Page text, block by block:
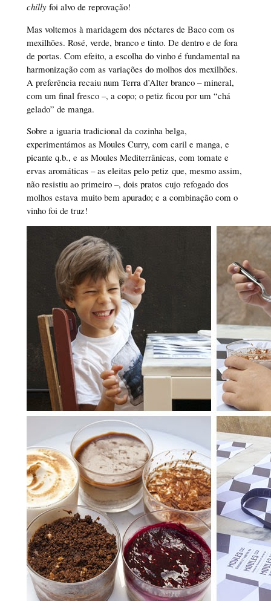
chillyfoi alvo de reprovação!
Mas voltemos à maridagem dos néctares de Baco com os
mexilhões. Rosé, verde, branco e tinto. De dentro e de fora
de portas. Com efeito, a escolha do vinho é fundamental na
harmonização com as variações do molhos dos mexilhões.
A preferência recaiu num Terra d’Alter branco – mineral,
com um final fresco –, a copo; o petiz ficou por um “chá
gelado” de manga.
Sobre a iguaria tradicional da cozinha belga,
experimentámos as Moules Curry, com caril e manga, e
picante q.b., e as Moules Mediterrânicas, com tomate e
ervas aromáticas – as eleitas pelo petiz que, mesmo assim,
não resistiu ao primeiro –, dois pratos cujo refogado dos
molhos estava muito bem apurado; e a combinação com o
vinho foi de truz!